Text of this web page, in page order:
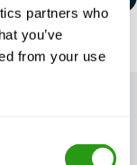
partners who
you’ve
from your use